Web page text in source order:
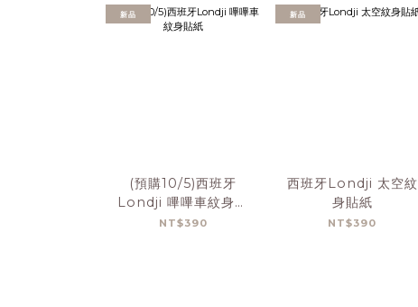
新品
(預購10/5)西班牙
Londji 嗶嗶車紋身貼
紙
NT$390
新品
西班牙Londji 太空紋
身貼紙
NT$390